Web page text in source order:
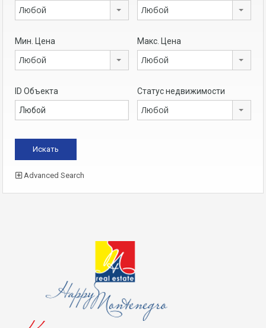
Любой Любой
Мин. Цена
Любой
Макс. Цена
Любой
ID Объекта Статус недвижимости
Любой
Advanced Search